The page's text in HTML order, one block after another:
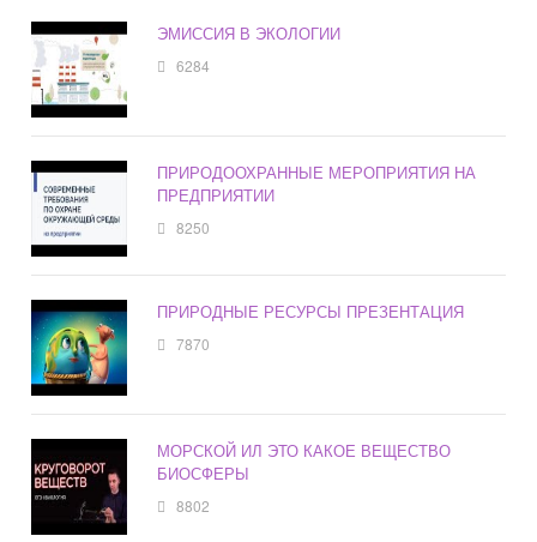
ЭМИССИЯ В ЭКОЛОГИИ
6284
ПРИРОДООХРАННЫЕ МЕРОПРИЯТИЯ НА
ПРЕДПРИЯТИИ
8250
ПРИРОДНЫЕ РЕСУРСЫ ПРЕЗЕНТАЦИЯ
7870
МОРСКОЙ ИЛ ЭТО КАКОЕ ВЕЩЕСТВО
БИОСФЕРЫ
8802